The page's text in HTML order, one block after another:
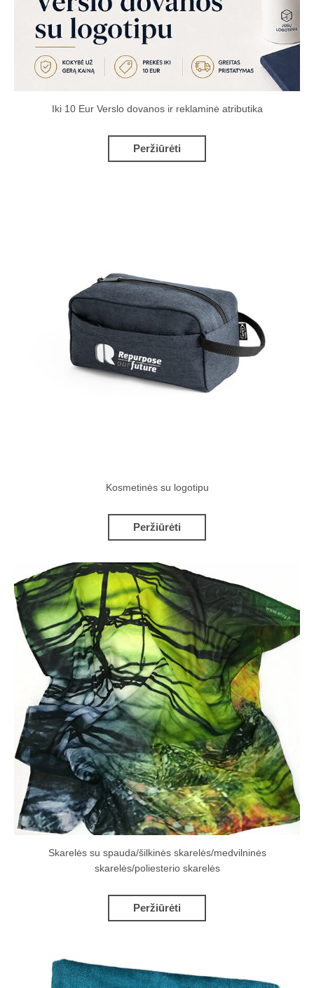
Iki 10 Eur Verslo dovanos ir reklaminė atributika
Peržiūrėti
Kosmetinės su logotipu
Peržiūrėti
Skarelės su spauda/šilkinės skarelės/medvilninės
skarelės/poliesterio skarelės
Peržiūrėti